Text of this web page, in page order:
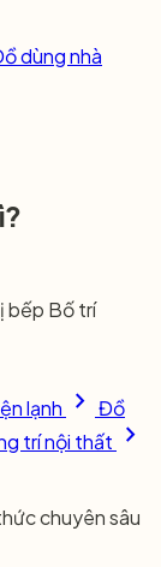
dùng nhà
bếp Bố trí
lạnh chevron_right Đồ
trí nội thất chevron_right
chuyên sâu